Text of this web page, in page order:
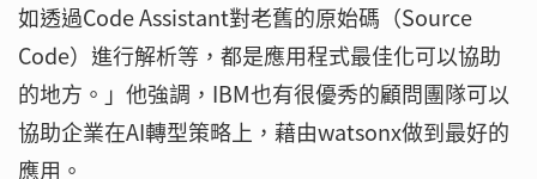
如透過Code Assistant對老舊的原始碼（Source
Code）進行解析等，都是應用程式最佳化可以協助
的地方。」他強調，IBM也有很優秀的顧問團隊可以
協助企業在AI轉型策略上，藉由watsonx做到最好的
應用。